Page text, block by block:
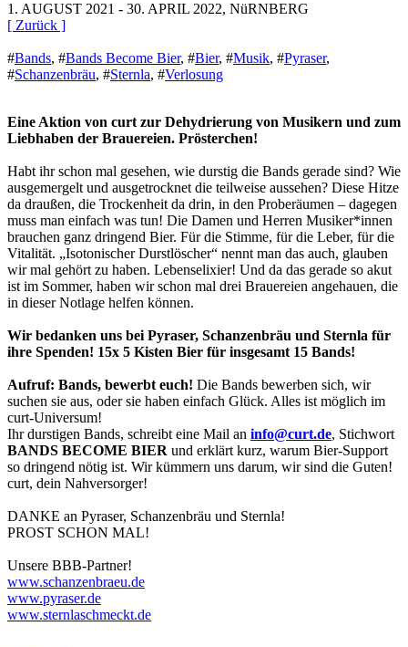
1. AUGUST 2021 - 30. APRIL 2022, NüRNBERG
[ Zurück ]
#Bands, #Bands Become Bier, #Bier, #Musik, #Pyraser,
#Schanzenbräu, #Sternla, #Verlosung
Eine Aktion von curt zur Dehydrierung von Musikern und zum
Liebhaben der Brauereien. Prösterchen!
Habt ihr schon mal gesehen, wie durstig die Bands gerade sind? Wie
ausgemergelt und ausgetrocknet die teilweise aussehen? Diese Hitze
da draußen, die Trockenheit da drin, in den Proberäumen – dagegen
muss man einfach was tun! Die Damen und Herren Musiker*innen
brauchen ganz dringend Bier. Für die Stimme, für die Leber, für die
Vitalität. „Isotonischer Durstlöscher“ nennt man das auch, glauben
wir mal gehört zu haben. Lebenselixier! Und da das gerade so akut
ist im Sommer, haben wir schon mal drei Brauereien angehauen, die
in dieser Notlage helfen können.
Wir bedanken uns bei Pyraser, Schanzenbräu und Sternla für
ihre Spenden! 15x 5 Kisten Bier für insgesamt 15 Bands!
Aufruf: Bands, bewerbt euch! Die Bands bewerben sich, wir
suchen sie aus, oder sie haben einfach Glück. Alles ist möglich im
curt-Universum!
Ihr durstigen Bands, schreibt eine Mail an info@curt.de, Stichwort
BANDS BECOME BIER und erklärt kurz, warum Bier-Support
so dringend nötig ist. Wir kümmern uns darum, wir sind die Guten!
curt, dein Nahversorger!
DANKE an Pyraser, Schanzenbräu und Sternla!
PROST SCHON MAL!
Unsere BBB-Partner!
www.schanzenbraeu.de
www.pyraser.de
www.sternlaschmeckt.de